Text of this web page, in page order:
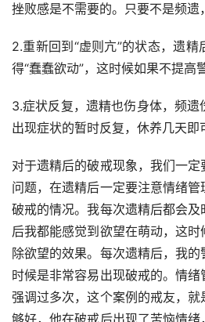
挫败感是不需要的。只要不是频遗
2.重新回到“虚则亢”的状态，遗
得“蠢蠢欲动”，这时候如果不提高
3.症状反复，遗精也伤身体，频
出现症状的暂时反复，休养几天即
对于遗精后的破戒现象，我们一
问题，在遗精后一定要注意情绪
破戒的情况。我每次遗精后都会
后我都能感觉到欲望在萌动，这
除欲望的效果。每次遗精后，我
时候是非常容易出现破戒的。情
强调过多次，这个案例的戒友，